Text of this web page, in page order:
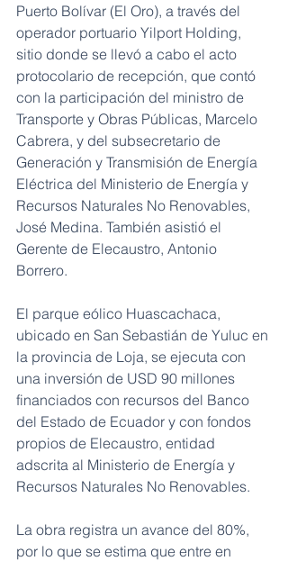
Puerto Bolívar (El Oro), a través del
operador portuario Yilport Holding,
sitio donde se llevó a cabo el acto
protocolario de recepción, que contó
con la participación del ministro de
Transporte y Obras Públicas, Marcelo
Cabrera, y del subsecretario de
Generación y Transmisión de Energía
Eléctrica del Ministerio de Energía y
Recursos Naturales No Renovables,
José Medina. También asistió el
Gerente de Elecaustro, Antonio
Borrero.
El parque eólico Huascachaca,
ubicado en San Sebastián de Yuluc en
la provincia de Loja, se ejecuta con
una inversión de USD 90 millones
financiados con recursos del Banco
del Estado de Ecuador y con fondos
propios de Elecaustro, entidad
adscrita al Ministerio de Energía y
Recursos Naturales No Renovables.
La obra registra un avance del 80%,
por lo que se estima que entre en